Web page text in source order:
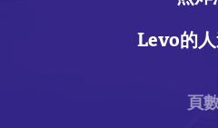
Levo的
頁